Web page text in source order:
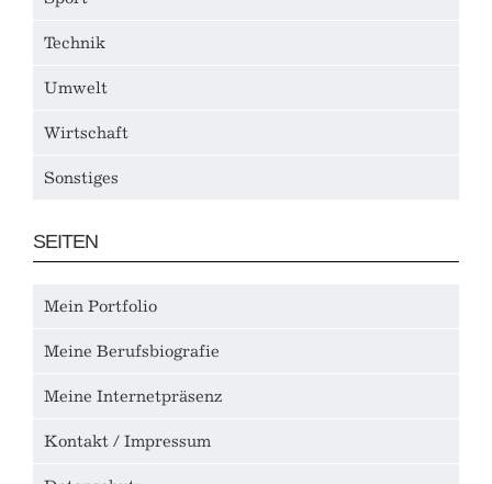
Technik
Umwelt
Wirtschaft
Sonstiges
SEITEN
Mein Portfolio
Meine Berufsbiografie
Meine Internetpräsenz
Kontakt / Impressum